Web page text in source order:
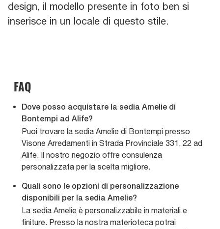
design, il modello presente in foto ben si
inserisce in un locale di questo stile.
FAQ
Dove posso acquistare la sedia Amelie di
Bontempi ad Alife?
Puoi trovare la sedia Amelie di Bontempi presso
Visone Arredamenti in Strada Provinciale 331, 22 ad
Alife. Il nostro negozio offre consulenza
personalizzata per la scelta migliore.
Quali sono le opzioni di personalizzazione
disponibili per la sedia Amelie?
La sedia Amelie è personalizzabile in materiali e
finiture. Presso la nostra materioteca potrai